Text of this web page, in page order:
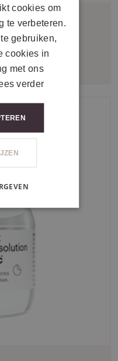
balm
cookies om
te verbeteren.
gebruiken,
cookies in
met ons
verder